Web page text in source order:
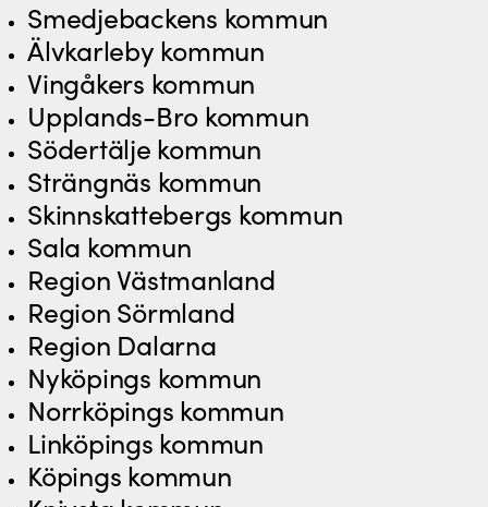
Smedjebackens kommun
Älvkarleby kommun
Vingåkers kommun
Upplands-Bro kommun
Södertälje kommun
Strängnäs kommun
Skinnskattebergs kommun
Sala kommun
Region Västmanland
Region Sörmland
Region Dalarna
Nyköpings kommun
Norrköpings kommun
Linköpings kommun
Köpings kommun